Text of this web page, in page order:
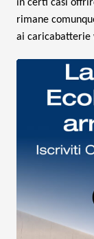
in certi casi
rimane
ai caricabatterie